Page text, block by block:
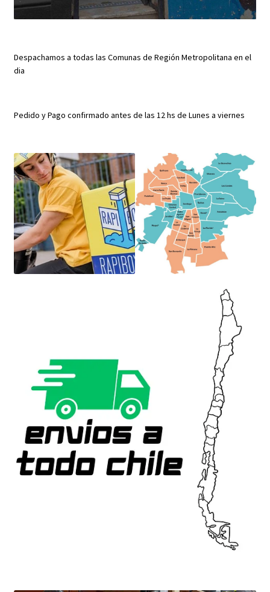
Despachamos a todas las Comunas de Región Metropolitana en el
dia
Pedido y Pago confirmado antes de las 12 hs de Lunes a viernes